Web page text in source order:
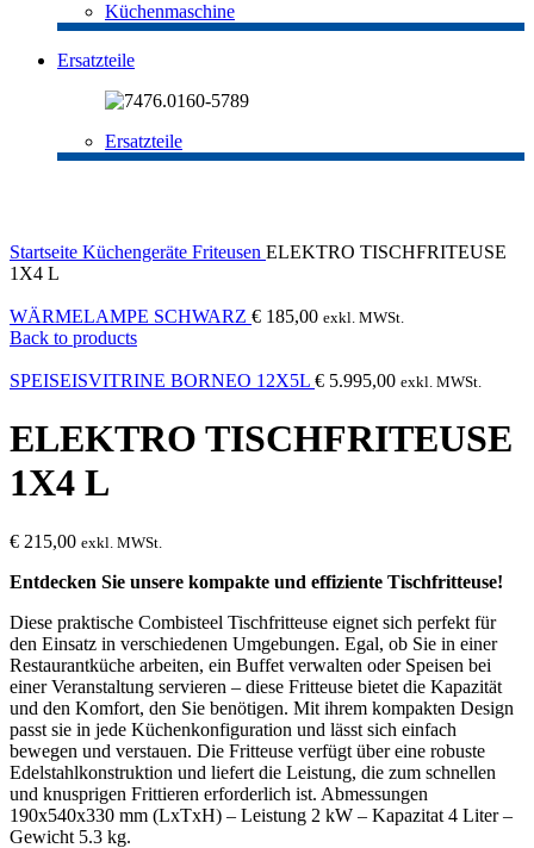
Küchenmaschine
Ersatzteile
Ersatzteile
Startseite Küchengeräte Friteusen ELEKTRO TISCHFRITEUSE
1X4 L
WÄRMELAMPE SCHWARZ € 185,00 exkl. MWSt.
Back to products
SPEISEISVITRINE BORNEO 12X5L € 5.995,00 exkl. MWSt.
ELEKTRO TISCHFRITEUSE
1X4 L
€ 215,00 exkl. MWSt.
Entdecken Sie unsere kompakte und effiziente Tischfritteuse!
Diese praktische Combisteel Tischfritteuse eignet sich perfekt für
den Einsatz in verschiedenen Umgebungen. Egal, ob Sie in einer
Restaurantküche arbeiten, ein Buffet verwalten oder Speisen bei
einer Veranstaltung servieren – diese Fritteuse bietet die Kapazität
und den Komfort, den Sie benötigen. Mit ihrem kompakten Design
passt sie in jede Küchenkonfiguration und lässt sich einfach
bewegen und verstauen. Die Fritteuse verfügt über eine robuste
Edelstahlkonstruktion und liefert die Leistung, die zum schnellen
und knusprigen Frittieren erforderlich ist. Abmessungen
190x540x330 mm (LxTxH) – Leistung 2 kW – Kapazitat 4 Liter –
Gewicht 5.3 kg.